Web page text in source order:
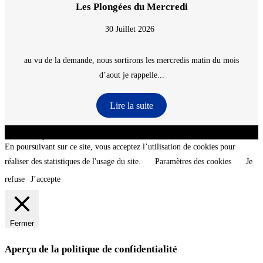
Les Plongées du Mercredi
30 Juillet 2026
au vu de la demande, nous sortirons les mercredis matin du mois
d’aout je rappelle...
Lire la suite
En poursuivant sur ce site, vous acceptez l’utilisation de cookies pour
réaliser des statistiques de l'usage du site.
Paramètres des cookies
Je
refuse
J’accepte
Fermer
Aperçu de la politique de confidentialité